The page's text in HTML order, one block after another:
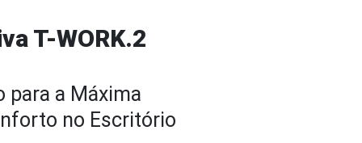
T-WORK.2
para a Máxima
no Escritório